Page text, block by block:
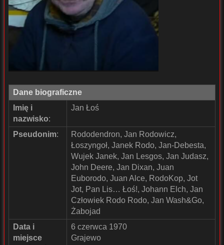
Dane biograficzne
Imię i
nazwisko:
Jan Łoś
Pseudonim:
Rododendron, Jan Rodowicz,
Łoszyngoł, Janek Rodo, Jan-Debesta,
Wujek Janek, Jan Lesgos, Jan Judasz,
John Deere, Jan Dixan, Juan
Euborodo, Juan Alce, RodoKop, Jot
Jot, Pan Lis… Łoś!, Johann Elch, Jan
Człowiek Rodo Rodo, Jan Wash&Go,
Żabojad
Data i
miejsce
6 czerwca 1970
Grajewo